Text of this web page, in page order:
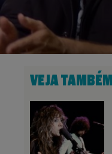
VEJA TAMBÉM